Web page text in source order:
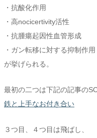
・抗酸化作用
・高nocicertivity活性
・抗腫瘍起因性血管形成
・ガン転移に対する抑制作
が挙げられる。
最初の二つは下記の記事の
鉄と上手なお付き合い
３つ目、４つ目は飛ばし、